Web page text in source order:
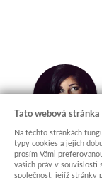
Tato webová stránka
Na těchto stránkách
typy cookies a jejich
prosím Vámi
vašich práv v souvislosti
společnost, jejíž stránky